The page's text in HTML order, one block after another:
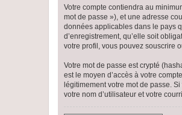
Votre compte contiendra au
mot de passe »), et une adresse
données applicables dans le pays
d’enregistrement, qu’elle soit
votre profil, vous pouvez souscrire
Votre mot de passe est crypté
est le moyen d’accès à votre
légitimement votre mot de passe.
votre nom d’utilisateur et votre